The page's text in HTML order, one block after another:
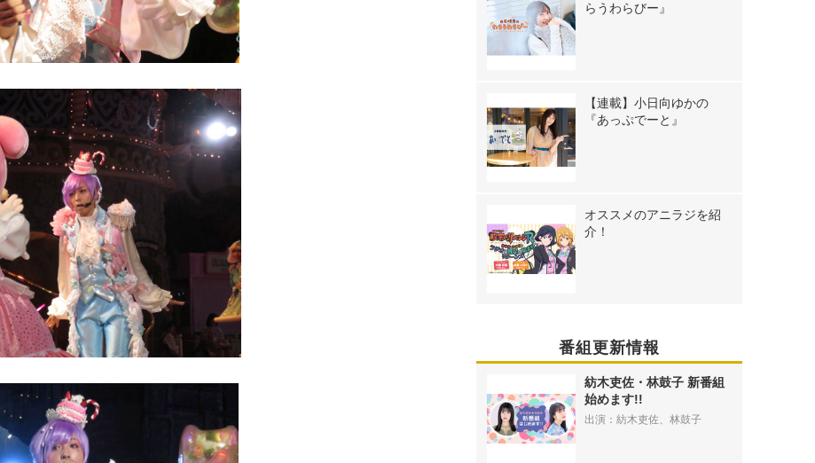
らうわらびー』
【連載】小日向ゆかの
『あっぷでーと』
オススメのアニラジを紹
介！
番組更新情報
紡木吏佐・林鼓子 新番組
始めます!!
出演：紡木吏佐、林鼓子